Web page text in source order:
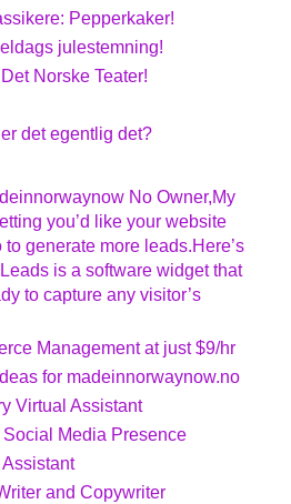
Pepperkaker!
julestemning!
Norske Teater!
det egentlig det?
No Owner,My
you’d like your website
generate more leads.Here’s
is a software widget that
to capture any visitor’s
Management at just $9/hr
for madeinnorwaynow.no
Virtual Assistant
Social Media Presence
and Copywriter